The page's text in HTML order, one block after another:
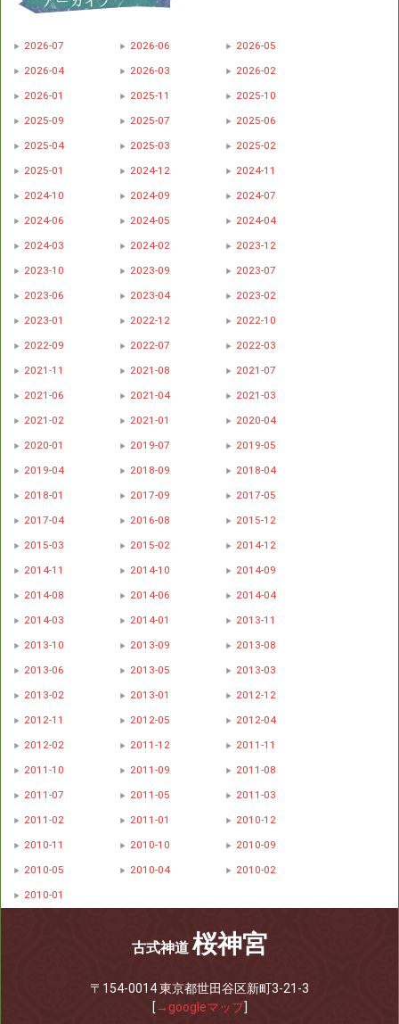
2026-07 2026-06
2026-05
2026-04
2026-03
2026-02
2026-01
2025-11
2025-10
2025-09
2025-07
2025-06
2025-04
2025-03
2025-02
2025-01
2024-12
2024-11
2024-10
2024-09
2024-07
2024-06
2024-05
2024-04
2024-03
2024-02
2023-12
2023-10
2023-09
2023-07
2023-06
2023-04
2023-02
2023-01
2022-12
2022-10
2022-09
2022-07
2022-03
2021-11
2021-08
2021-07
2021-06
2021-04
2021-03
2021-02
2021-01
2020-04
2020-01
2019-07
2019-05
2019-04
2018-09
2018-04
2018-01
2017-09
2017-05
2017-04
2016-08
2015-12
2015-03
2015-02
2014-12
2014-11
2014-10
2014-09
2014-08
2014-06
2014-04
2014-03
2014-01
2013-11
2013-10
2013-09
2013-08
2013-06
2013-05
2013-03
2013-02
2013-01
2012-12
2012-11
2012-05
2012-04
2012-02
2011-12
2011-11
2011-10
2011-09
2011-08
2011-07
2011-05
2011-03
2011-02
2011-01
2010-12
2010-11
2010-10
2010-09
2010-05
2010-04
2010-02
2010-01
古式神道 桜神宮
〒154-0014 東京都世田谷区新町3-21-3
[→googleマップ]